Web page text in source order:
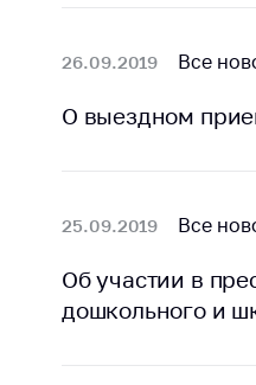
5 лет МАРТ
Ценовая
Торговля
26.09.2019 Все
О выездном
25.09.2019 Все
Об участии в
дошкольного и